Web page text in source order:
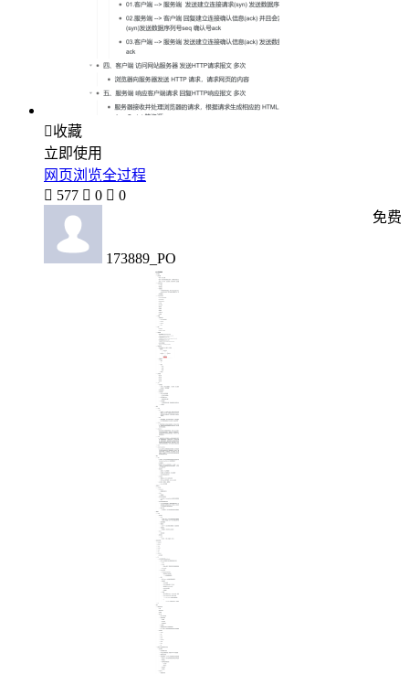
收藏
立即使用
网页浏览全过程
 577  0  0
173889_PO
免费